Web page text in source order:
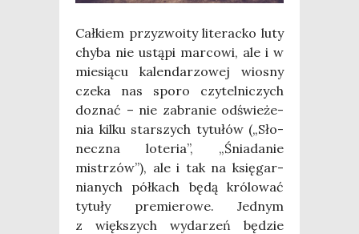
Cał­kiem przy­zwo­ity lite­rac­ko luty
chy­ba nie ustą­pi mar­co­wi, ale i w
mie­sią­cu kalen­da­rzo­wej wio­sny
cze­ka nas spo­ro czy­tel­ni­czych
doznać – nie zabra­nie odświe­że­
nia kil­ku star­szych tytu­łów („Sło­
necz­na lote­ria”, „Śnia­da­nie
mistrzów”), ale i tak na księ­gar­
nia­nych pół­kach będą kró­lo­wać
tytu­ły pre­mie­ro­we. Jed­nym
z więk­szych wyda­rzeń będzie